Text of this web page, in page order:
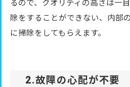
るので、クオリティの高さは一
除をすることができない、内部
に掃除をしてもらえます。
2.故障の心配が不要